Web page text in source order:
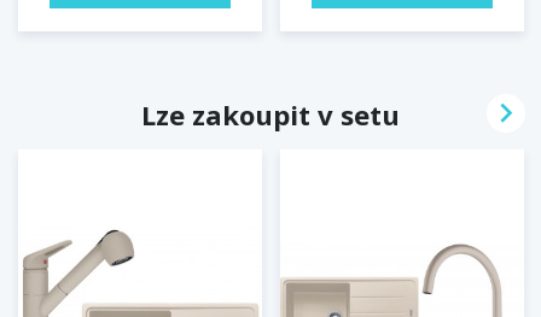
Lze zakoupit v setu 